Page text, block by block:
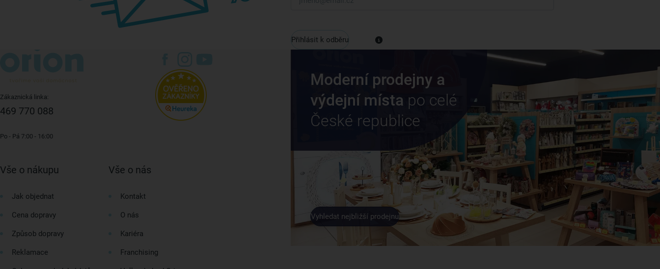
Přihlásit k odběru
Moderní prodejny a
výdejní místa po celé
České republice
Vyhledat nejbližší prodejnu
Zákaznická linka:
469 770 088
Po - Pá 7:00 - 16:00
Vše o nákupu
Jak objednat
Cena dopravy
Způsob dopravy
Reklamace
Vše o nás
Kontakt
O nás
Kariéra
Franchising